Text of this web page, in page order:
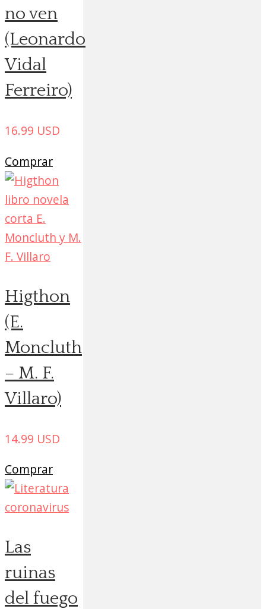
no ven
(Leonardo
Vidal
Ferreiro)
16.99 USD
Comprar
Higthon
(E.
Moncluth
– M. F.
Villaro)
14.99 USD
Comprar
Las
ruinas
del fuego